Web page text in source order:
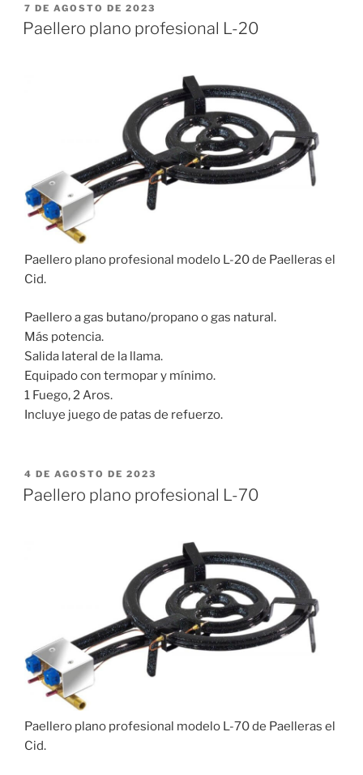
PUBLICADO
EL
7 DE AGOSTO DE 2023
Paellero plano profesional L-20
Paellero plano profesional modelo L-20 de Paelleras el
Cid.
Paellero a gas butano/propano o gas natural.
Más potencia.
Salida lateral de la llama.
Equipado con termopar y mínimo.
1 Fuego, 2 Aros.
Incluye juego de patas de refuerzo.
PUBLICADO
EL
4 DE AGOSTO DE 2023
Paellero plano profesional L-70
Paellero plano profesional modelo L-70 de Paelleras el
Cid.